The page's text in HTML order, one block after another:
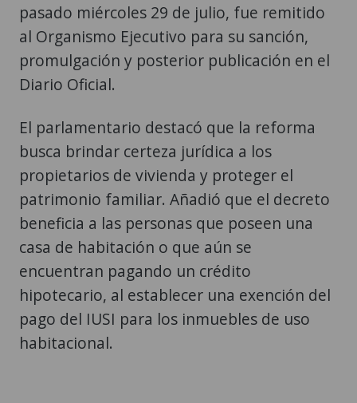
pasado miércoles 29 de julio, fue remitido
al Organismo Ejecutivo para su sanción,
promulgación y posterior publicación en el
Diario Oficial.
El parlamentario destacó que la reforma
busca brindar certeza jurídica a los
propietarios de vivienda y proteger el
patrimonio familiar. Añadió que el decreto
beneficia a las personas que poseen una
casa de habitación o que aún se
encuentran pagando un crédito
hipotecario, al establecer una exención del
pago del IUSI para los inmuebles de uso
habitacional.